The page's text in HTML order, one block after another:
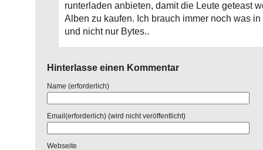
runterladen anbieten, damit die Leute geteast
Alben zu kaufen. Ich brauch immer noch was
und nicht nur Bytes..
Hinterlasse einen Kommentar
Name (erforderlich)
Email(erforderlich) (wird nicht veröffentlicht)
Webseite